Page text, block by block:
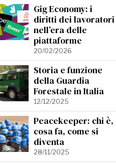
Gig Economy: i
diritti dei lavoratori
nell’era delle
piattaforme
20/02/2026
Storia e funzione
della Guardia
Forestale in Italia
12/12/2025
Peacekeeper: chi è,
cosa fa, come si
diventa
28/11/2025